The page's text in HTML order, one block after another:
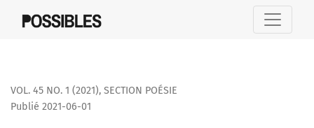
VOL. 45 NO. 1 (2021), SECTION POÉSIE
Publié 2021-06-01